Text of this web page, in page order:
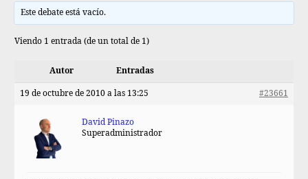
Este debate está vacío.
Viendo 1 entrada (de un total de 1)
Autor Entradas
19 de octubre de 2010 a las 13:25 #23661
David Pinazo
Superadministrador